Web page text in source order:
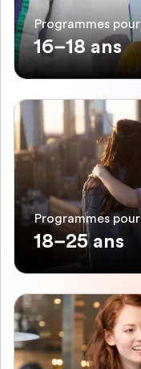
Programmes pour
16–18 ans
Programmes pour
18–25 ans